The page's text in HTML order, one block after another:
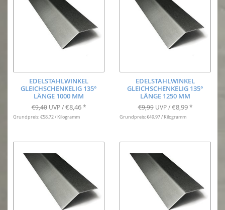
EDELSTAHLWINKEL
GLEICHSCHENKELIG 135°
LÄNGE 1000 MM
€9,40 UVP /€8,46 *
Grundpreis: €58,72 / Kilogramm
EDELSTAHLWINKEL
GLEICHSCHENKELIG 135°
LÄNGE 1250 MM
€9,99 UVP /€8,99 *
Grundpreis: €49,97 / Kilogramm